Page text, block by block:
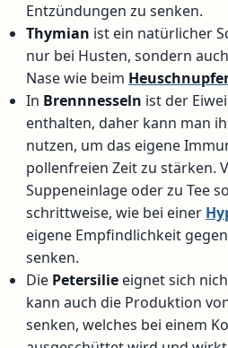
Entzündungen zu senken.
Thymian ist ein natürlicher
nur bei Husten, sondern
Nase wie beim
In Brennnesseln ist der
enthalten, daher kann man
nutzen, um das eigene
pollenfreien Zeit zu stärken.
Suppeneinlage oder zu Tee
schrittweise, wie bei einer
eigene Empfindlichkeit
senken.
Die Petersilie eignet sich
kann auch die Produktion
senken, welches bei einem